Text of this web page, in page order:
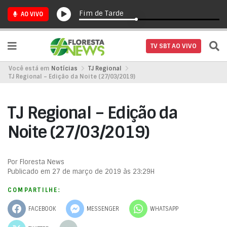
AO VIVO Fim de Tarde
TV SBT AO VIVO
Você está em Notícias
TJ Regional
TJ Regional – Edição da Noite (27/03/2019)
TJ Regional – Edição da
Noite (27/03/2019)
Por Floresta News
Publicado em 27 de março de 2019 às 23:29H
COMPARTILHE:
FACEBOOK MESSENGER WHATSAPP